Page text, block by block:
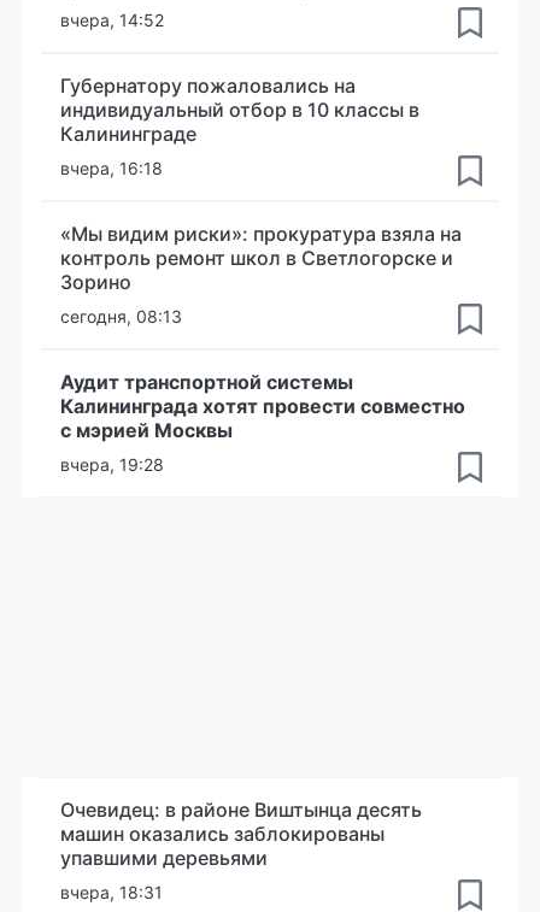
вчера, 14:52
Губернатору пожаловались на
индивидуальный отбор в 10 классы в
Калининграде
вчера, 16:18
«Мы видим риски»: прокуратура взяла на
контроль ремонт школ в Светлогорске и
Зорино
сегодня, 08:13
Аудит транспортной системы
Калининграда хотят провести совместно
с мэрией Москвы
вчера, 19:28
Очевидец: в районе Виштынца десять
машин оказались заблокированы
упавшими деревьями
вчера, 18:31